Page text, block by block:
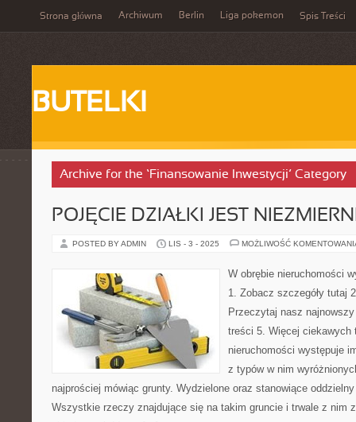
Strona główna Archiwum Berlin Liga pokemon Spis Treści
BUTELKI
Archive for the ‘Finansowanie Inwestycji’ Category
POJĘCIE DZIAŁKI JEST
POSTED BY ADMIN LIS - 3 - 2025 MOŻLIWOŚĆ
W obrębie nieruchomości
1. Zobacz szczegóły tutaj
Przeczytaj nasz
treści 5. Więcej ciekawych
nieruchomości występuje
z typów w nim
najprościej mówiąc grunty. Wydzielone oraz stanowiące
Wszystkie rzeczy znajdujące się na takim gruncie i trwale z nim